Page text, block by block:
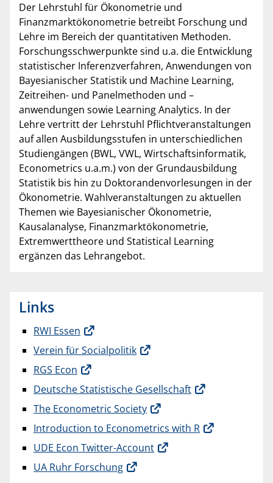
Der Lehrstuhl für Ökonometrie und
Finanzmarktökonometrie betreibt Forschung und
Lehre im Bereich der quantitativen Methoden.
Forschungsschwerpunkte sind u.a. die Entwicklung
statistischer Inferenzverfahren, Anwendungen von
Bayesianischer Statistik und Machine Learning,
Zeitreihen- und Panelmethoden und –
anwendungen sowie Learning Analytics. In der
Lehre vertritt der Lehrstuhl Pflichtveranstaltungen
auf allen Ausbildungsstufen in unterschiedlichen
Studiengängen (BWL, VWL, Wirtschaftsinformatik,
Econometrics u.a.m.) von der Grundausbildung
Statistik bis hin zu Doktorandenvorlesungen in der
Ökonometrie. Wahlveranstaltungen zu aktuellen
Themen wie Bayesianischer Ökonometrie,
Kausalanalyse, Finanzmarktökonometrie,
Extremwerttheore und Statistical Learning
ergänzen das Lehrangebot.
Links
RWI Essen
Verein für Socialpolitik
RGS Econ
Deutsche Statistische Gesellschaft
The Econometric Society
Introduction to Econometrics with R
UDE Econ Twitter-Account
UA Ruhr Forschung